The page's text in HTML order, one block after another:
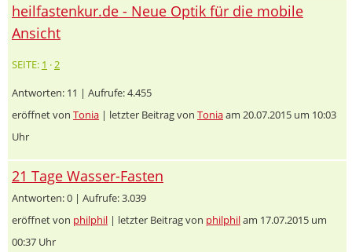
heilfastenkur.de - Neue Optik für die mobile
Ansicht
SEITE: 1 ·2
Antworten: 11 | Aufrufe: 4.455
eröffnet von Tonia | letzter Beitrag von Toniaam 20.07.2015 um 10:03
Uhr
21 Tage Wasser-Fasten
Antworten: 0 | Aufrufe: 3.039
eröffnet von philphil | letzter Beitrag von philphilam 17.07.2015 um
00:37 Uhr